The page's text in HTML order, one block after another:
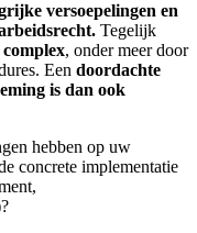
versoepelingen en
Tegelijk
, onder meer door
Een doordachte
is dan ook
hebben op uw
concrete implementatie